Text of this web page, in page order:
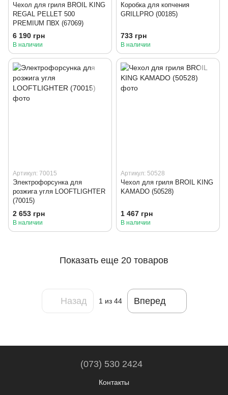
Чехол для гриля BROIL KING
REGAL PELLET 500
PREMIUM ПВХ (67069)
6 190 грн
В наличии
Коробка для копчения
GRILLPRO (00185)
733 грн
В наличии
Артикул: 70015
Электрофорсунка для
розжига угля LOOFTLIGHTER
(70015)
2 653 грн
В наличии
Артикул: 50528
Чехол для гриля BROIL KING
KAMADO (50528)
1 467 грн
В наличии
Показать еще 20 товаров
Назад 1 из 44 Вперед
(073) 530 2424
Контакты